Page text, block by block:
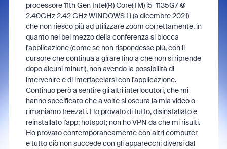
processore 11th Gen Intel(R) Core(TM) i5-1135G7 @
2.40GHz 2.42 GHz WINDOWS 11 (a dicembre 2021)
che non riesco più ad utilizzare zoom correttamente, in
quanto nel bel mezzo della conferenza si blocca
l'applicazione (come se non rispondesse più, con il
cursore che continua a girare fino a che non si riprende
dopo alcuni minuti), non avendo la possibilità di
intervenire e di interfacciarsi con l'applicazione.
Continuo però a sentire gli altri interlocutori, che mi
hanno specificato che a volte si oscura la mia video o
rimaniamo freezati. Ho provato di tutto, disinstallato e
reinstallato l'app; hotspot; non ho VPN da che mi risulti.
Ho provato contemporaneamente con altri computer
e tutto ciò non succede con gli apparecchi diversi dal